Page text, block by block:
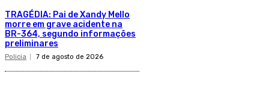
TRAGÉDIA: Pai de Xandy Mello
morre em grave acidente na
BR-364, segundo informações
preliminares
Policia 7 de agosto de 2026